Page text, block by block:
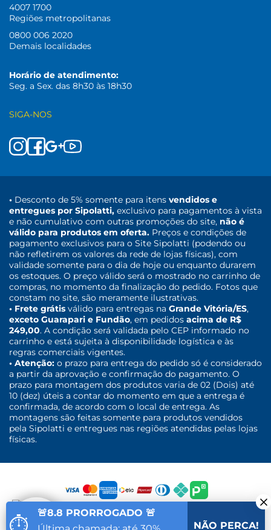
4007 1700
Regiões metropolitanas
0800 006 2020
Demais localidades
Horário de atendimento:
Seg. a Sex. das 8h30 às 18h30
SIGA-NOS
• Desconto de 5% somente para itens vendidos e
entregues por Sipolatti, exclusivo para pagamentos à vista
e não cumulativo com outras promoções do site, não é
válido para produtos em oferta. Preços e condições de
pagamento exclusivos para o Site Sipolatti (podendo ou
não refletirem os valores da rede de lojas físicas), com
validade somente para o dia de hoje ou enquanto durarem
os estoques. O preço válido será o mostrado no carrinho de
compras, no momento da finalização do pedido. Fotos que
constam no site, são meramente ilustrativas.
• Frete grátis válido para entregas na Grande Vitória/ES,
exceto Guarapari e Fundão, em pedidos acima de R$
249,00. A condição será validada pelo CEP informado no
carrinho e está sujeita à disponibilidade logística e às
regras comerciais vigentes.
• Atenção: o prazo para entrega do pedido só é considerado
a partir da aprovação e confirmação do pagamento. O
prazo para montagem dos produtos varia de 02 (Dois) até
10 (dez) úteis a contar do momento em que a entrega é
confirmada, de acordo com o local de entrega. As
montagens são feitas somente para produtos vendidos
pela Sipolatti e entregues nas regiões atendidas pelas lojas
físicas.
⏱
🚨8.8 PRORROGADO 🚨
NÃO PERCA!